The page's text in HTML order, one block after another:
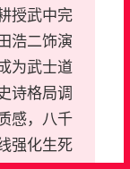
授武中完
浩二饰演
为武士道
诗格局调
感，八千
强化生死